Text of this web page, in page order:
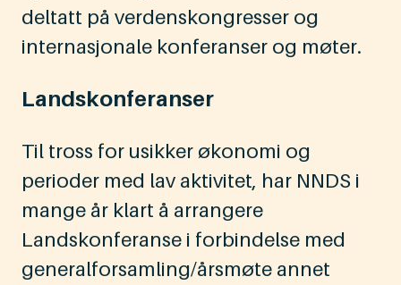
deltatt på verdenskongresser og
internasjonale konferanser og møter.
Landskonferanser
Til tross for usikker økonomi og
perioder med lav aktivitet, har NNDS i
mange år klart å arrangere
Landskonferanse i forbindelse med
generalforsamling/årsmøte annet